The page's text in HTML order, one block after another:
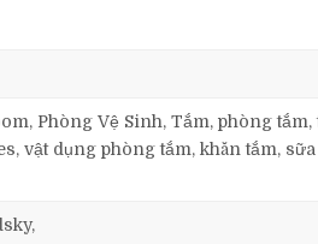
Phòng Vệ Sinh, Tắm, phòng tắm,
vật dụng phòng tắm, khăn tắm, sữa